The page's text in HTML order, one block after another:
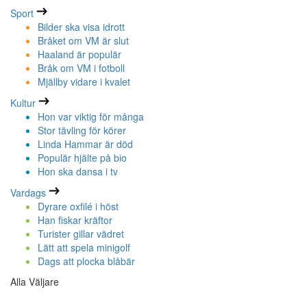
Sport
Bilder ska visa idrott
Bråket om VM är slut
Haaland är populär
Bråk om VM i fotboll
Mjällby vidare i kvalet
Kultur
Hon var viktig för många
Stor tävling för körer
Linda Hammar är död
Populär hjälte på bio
Hon ska dansa i tv
Vardags
Dyrare oxfilé i höst
Han fiskar kräftor
Turister gillar vädret
Lätt att spela minigolf
Dags att plocka blåbär
Alla Väljare